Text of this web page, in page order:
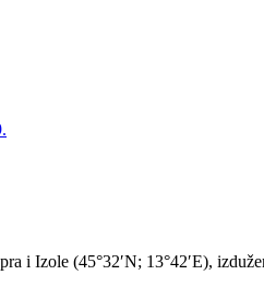
i Izole (45°32′N; 13°42′E),